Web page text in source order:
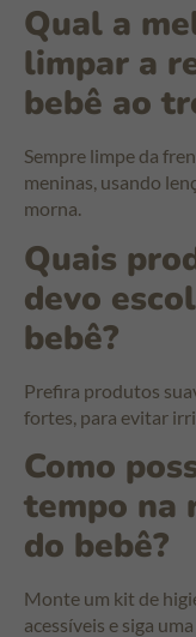
Qual a
limpar a
bebê ao
Sempre limpe da
meninas, usando
morna.
Quais
devo
bebê?
Prefira produtos
fortes, para evitar
Como
tempo na
do bebê?
Monte um kit de
acessíveis e siga